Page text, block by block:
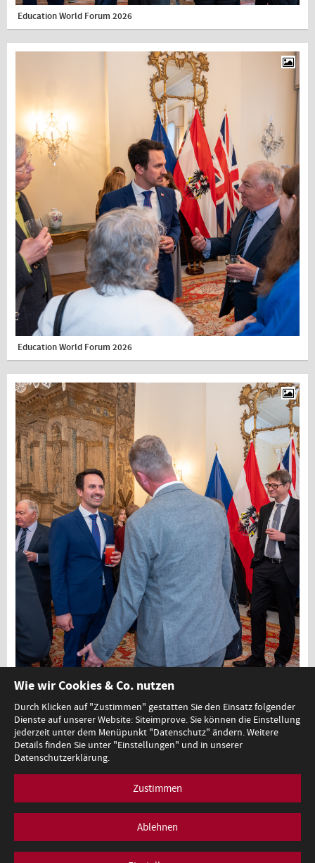
Education World Forum 2026
Education World Forum 2026
Education World Forum 2026
1 2
Datenschutz Barrierefreiheitserklärung
Wie wir Cookies & Co. nutzen
Durch Klicken auf "Zustimmen" gestatten Sie den Einsatz folgender
Dienste auf unserer Website: Siteimprove. Sie können die Einstellung
jederzeit unter dem Menüpunkt "Datenschutz" ändern. Weitere
Details finden Sie unter "Einstellungen" und in unserer
Datenschutzerklärung.
Zustimmen
Ablehnen